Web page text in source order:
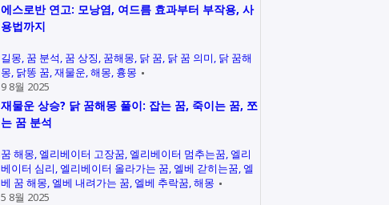
에스로반 연고: 모낭염, 여드름 효과부터 부작용, 사
용법까지
길몽 꿈 분석 꿈 상징 꿈해몽 닭 꿈 닭 꿈 의미 닭 꿈해
몽 닭똥 꿈 재물운 해몽 흉몽
9 8월 2025
재물운 상승? 닭 꿈해몽 풀이: 잡는 꿈, 죽이는 꿈, 쪼
는 꿈 분석
꿈 해몽 엘리베이터 고장꿈 엘리베이터 멈추는꿈 엘리
베이터 심리 엘리베이터 올라가는 꿈 엘베 갇히는꿈 엘
베 꿈 해몽 엘베 내려가는 꿈 엘베 추락꿈 해몽
5 8월 2025